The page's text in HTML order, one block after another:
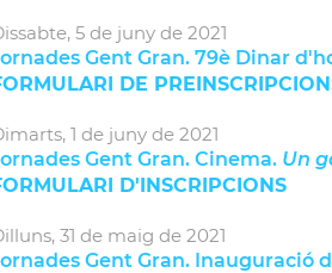
5 dejuny de2021
Gent Gran. 79è Dinar
DE
1 dejuny de2021
Gent Gran. Cinema. Un
D'INSCRIPCIONS
31 demaig de2021
Gent Gran. Inauguració